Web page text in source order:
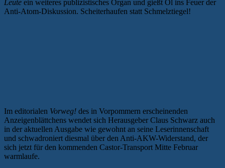
Leute ein weiteres publizistisches Organ und gießt Öl ins Feuer der
Anti-Atom-Diskussion. Scheiterhaufen statt Schmelztiegel!
Im editorialen Vorweg! des in Vorpommern erscheinenden
Anzeigenblättchens wendet sich Herausgeber Claus Schwarz auch
in der aktuellen Ausgabe wie gewohnt an seine Leserinnenschaft
und schwadroniert diesmal über den Anti-AKW-Widerstand, der
sich jetzt für den kommenden Castor-Transport Mitte Februar
warmlaufe.